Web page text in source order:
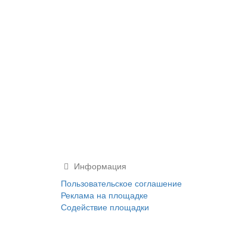
Информация
Пользовательское соглашение
Реклама на площадке
Содействие площадки